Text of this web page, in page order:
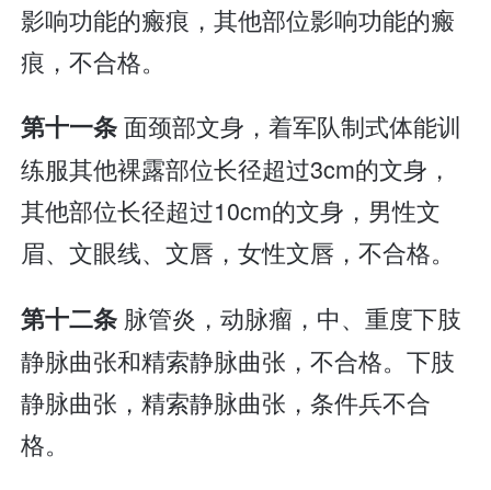
影响功能的瘢痕，其他部位影响功能的瘢
痕，不合格。
第十一条面颈部文身，着军队制式体能训
练服其他裸露部位长径超过3cm的文身，
其他部位长径超过10cm的文身，男性文
眉、文眼线、文唇，女性文唇，不合格。
第十二条 脉管炎，动脉瘤，中、重度下肢
静脉曲张和精索静脉曲张，不合格。下肢
静脉曲张，精索静脉曲张，条件兵不合
格。